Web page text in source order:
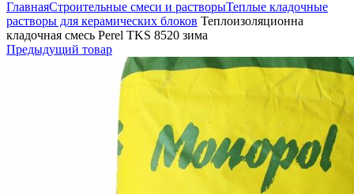
ГлавнаяСтроительные смеси и растворыТеплые кладочные
растворы для керамических блоков Теплоизоляционна
кладочная смесь Perel TKS 8520 зима
Предыдущий товар